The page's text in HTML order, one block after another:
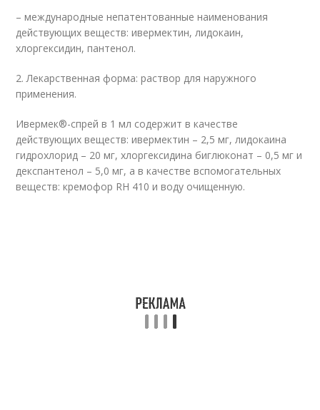
– международные непатентованные наименования
действующих веществ: ивермектин, лидокаин,
хлоргексидин, пантенол.
2. Лекарственная форма: раствор для наружного
применения.
Ивермек®-спрей в 1 мл содержит в качестве
действующих веществ: ивермектин – 2,5 мг, лидокаина
гидрохлорид – 20 мг, хлоргексидина биглюконат – 0,5 мг и
декспантенол – 5,0 мг, а в качестве вспомогательных
веществ: кремофор RH 410 и воду очищенную.